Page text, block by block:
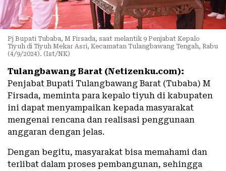
Pj Bupati Tubaba, M Firsada, saat melantik 9 Penjabat Kepalo
Tiyuh di Tiyuh Mekar Asri, Kecamatan Tulangbawang Tengah, Rabu
(4/9/2024). (Ist/NK)
Tulangbawang Barat (Netizenku.com):
Penjabat Bupati Tulangbawang Barat (Tubaba) M
Firsada, meminta para kepalo tiyuh di kabupaten
ini dapat menyampaikan kepada masyarakat
mengenai rencana dan realisasi penggunaan
anggaran dengan jelas.
Dengan begitu, masyarakat bisa memahami dan
terlibat dalam proses pembangunan, sehingga